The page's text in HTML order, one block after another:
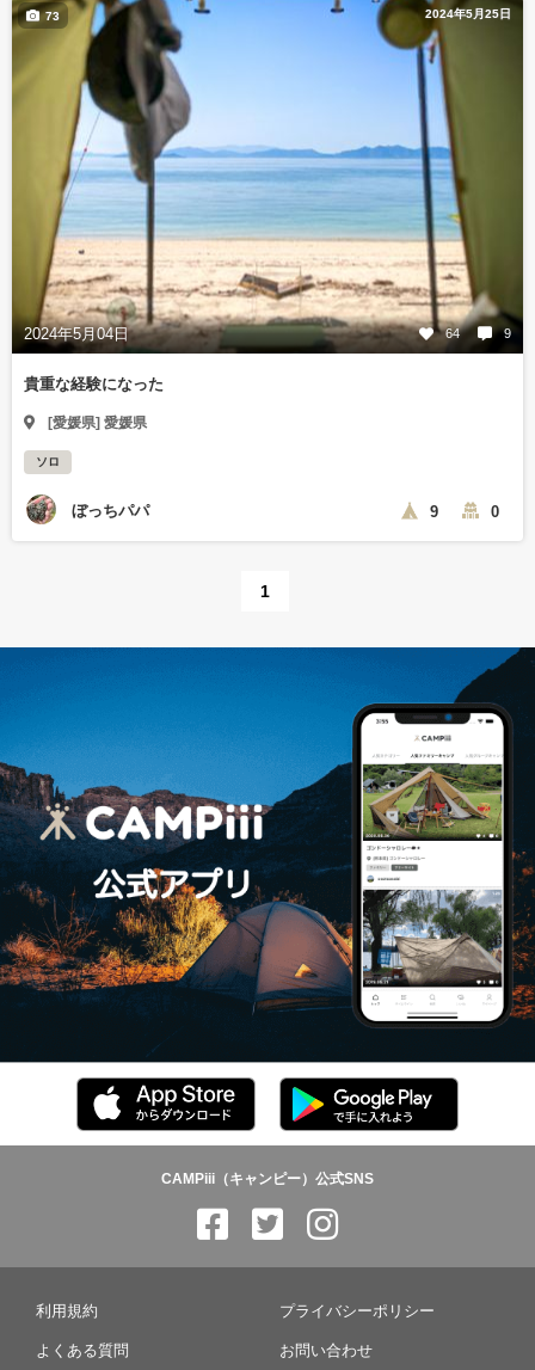
2024年5月25日
2024年5月04日 64 9
73
貴重な経験になった
[愛媛県] 愛媛県
ソロ
ぼっちパパ 9 0
1
CAMPiii（キャンピー）公式SNS
利用規約 プライバシーポリシー
よくある質問 お問い合わせ